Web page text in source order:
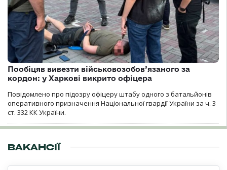
Пообіцяв вивезти військовозобов’язаного за
кордон: у Харкові викрито офіцера
Повідомлено про підозру офіцеру штабу одного з батальйонів
оперативного призначення Національної гвардії України за ч. 3
ст. 332 КК України.
ВАКАНСІЇ